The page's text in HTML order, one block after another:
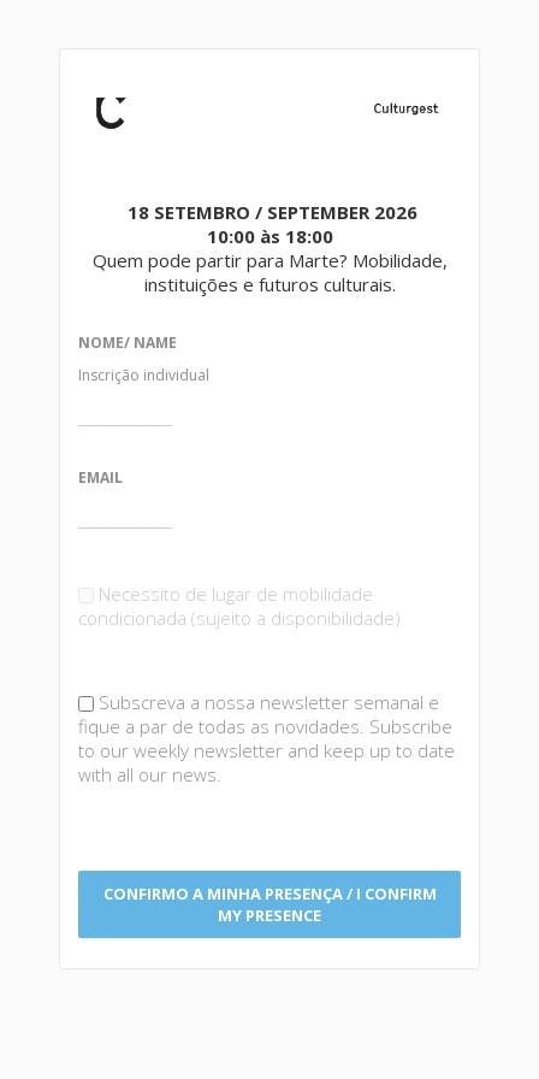
18 SETEMBRO / SEPTEMBER 2026
10:00 às 18:00
Quem pode partir para Marte? Mobilidade,
instituições e futuros culturais.
NOME/ NAME
Inscrição individual
EMAIL
Necessito de lugar de mobilidade
condicionada (sujeito a disponibilidade)
Subscreva a nossa newsletter semanal e
fique a par de todas as novidades. Subscribe
to our weekly newsletter and keep up to date
with all our news.
CONFIRMO A MINHA PRESENÇA / I CONFIRM
MY PRESENCE